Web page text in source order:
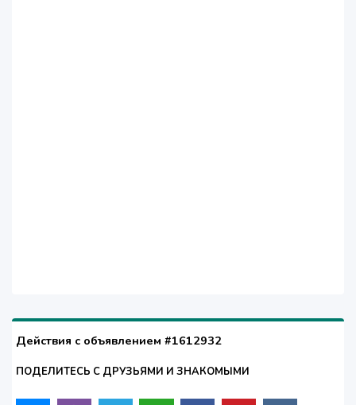
Действия с объявлением #1612932
ПОДЕЛИТЕСЬ С ДРУЗЬЯМИ И ЗНАКОМЫМИ